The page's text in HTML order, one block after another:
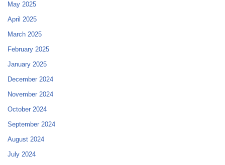
May 2025
April 2025
March 2025
February 2025
January 2025
December 2024
November 2024
October 2024
September 2024
August 2024
July 2024